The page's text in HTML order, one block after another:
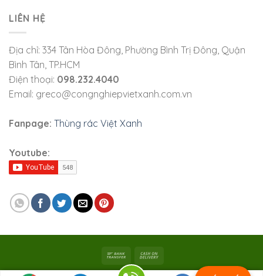
LIÊN HỆ
Địa chỉ: 334 Tân Hòa Đông, Phường Bình Trị Đông, Quận
Bình Tân, TP.HCM
Điện thoại: 098.232.4040
Email: greco@congnghiepvietxanh.com.vn
Fanpage: Thùng rác Việt Xanh
Youtube: